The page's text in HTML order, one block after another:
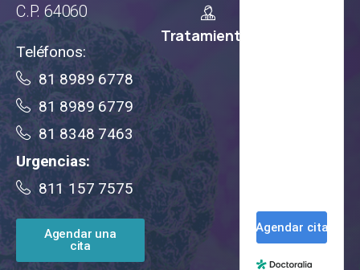
C.P. 64060
Teléfonos:
81 8989 6778
81 8989 6779
81 8348 7463
Urgencias:
811 157 7575
Agendar una
cita
Tratamientos